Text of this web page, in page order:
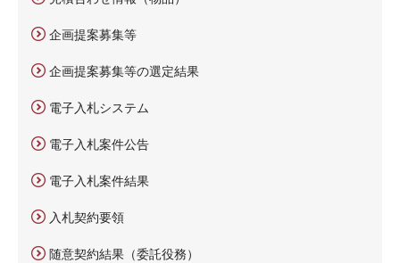
企画提案募集等
企画提案募集等の選定結果
電子入札システム
電子入札案件公告
電子入札案件結果
入札契約要領
随意契約結果（委託役務）